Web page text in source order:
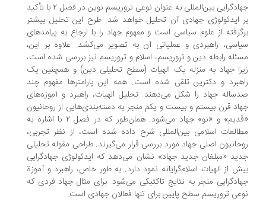
جهادگرایی بین‌المللی به عنوان نوعی تروریسم نوین در فصل ۲ با تأکید
ایدئولوژی جهادی آن تحلیل خواهد شد. طرح این تحلیل بیشتر
از علوم سیاسی است و مفهوم جهاد را با ارجاع به پیامدهای
راهبردی و عملیاتی آن به تصویر می‌کشد. علاوه بر این،
رابطه دین و تروریسم، اسلام و تروریسم نیز بررسی شده است،
جهاد به منزله یک الهیات (سطح تحلیلی دین) و همچنین یک
و دکترین تلقی شده است. همه این پارامترها مفهوم چند
جهاد را شکل می‌دهند. تحلیل الهیات، راهبرد و آموزه‌های
قرن بیستم و بیست و یکم منجر به دسته‌بندی‌هایی از روحانیون
«قدیم» و «نو» جهاد می‌شود. همان‌طور که در فصل ۲ با اشاره به
اسلامی بین‌المللی شرح داده شده است، از نظر تجربی،
اصلی جهاد مورد بررسی قرار می‌گیرند. طراحی مقوله تحلیلی
«مبلغان جدید جهاد» نشان می‌دهد که ایدئولوژی جهادگرایی
از الهیات اسلام‌گرایانه نمود دارد. به طور خاص، راهبرد و آموزة
منجر به نتایج تاکتیکی می‌شود. برای مثال جهاد فردی که
تروریسم سطح پایین برای تنها فعالان جهادی است.